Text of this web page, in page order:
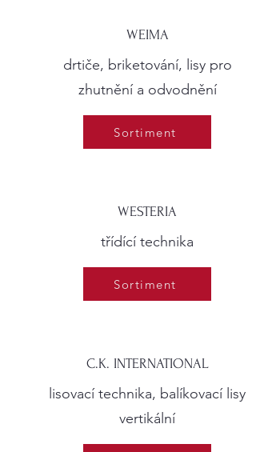
WEIMA
drtiče, briketování, lisy pro
zhutnění a odvodnění
Sortiment
WESTERIA
třídící technika
Sortiment
C.K. INTERNATIONAL
lisovací technika, balíkovací lisy
vertikální